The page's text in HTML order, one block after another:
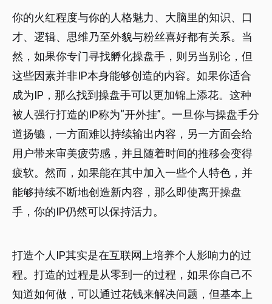
你的火红程度与你的人格魅力、大脑里的知识、口
才、逻辑、思维乃至外貌与粉丝喜好都有关系。当
然，如果你专门寻找孵化操盘手，则另当别论，但
这些因素并非IP本身能够创造的内容。如果你适合
成为IP，那么找到操盘手可以更加锦上添花。这种
被人强行打造的IP称为“开外挂”。一旦你与操盘手分
道扬镳，一方面难以持续输出内容，另一方面会给
用户带来审美疲劳感，并且随着时间的推移会变得
疲软。然而，如果能在其中加入一些个人特色，并
能够持续不断地创造新内容，那么即使离开操盘
手，你的IP仍然可以保持活力。
打造个人IP其实是在互联网上培养个人影响力的过
程。打造的过程是从零到一的过程，如果你自己不
知道如何做，可以通过花钱来解决问题，但基本上